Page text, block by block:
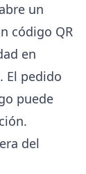
un
código QR
en
El pedido
puede
del